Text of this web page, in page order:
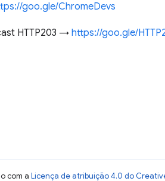
goo.gle/ChromeDevs
HTTP203 →https://goo.gle/
com a Licença de atribuição 4.0 do